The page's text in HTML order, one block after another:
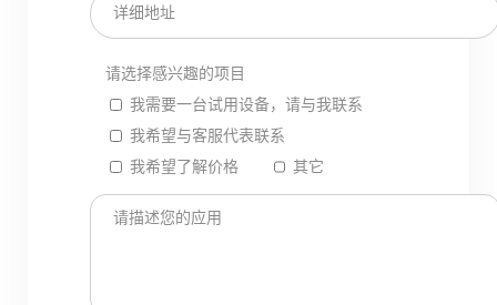
详细地址
请选择感兴趣的项目
我需要一台试用设备，请与我联系
我希望与客服代表联系
我希望了解价格
其它
请描述您的应用